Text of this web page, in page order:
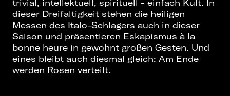
trivial, intellektuell, spirituell - einfach Kult. In
dieser Dreifaltigkeit stehen die heiligen
Messen des Italo-Schlagers auch in dieser
Saison und präsentieren Eskapismus à la
bonne heure in gewohnt großen Gesten. Und
eines bleibt auch diesmal gleich: Am Ende
werden Rosen verteilt.